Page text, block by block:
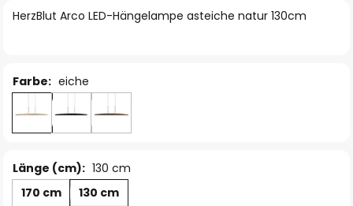
springen
HerzBlut Arco LED-Hängelampe asteiche natur 130cm
Farbe: eiche
Länge (cm): 130 cm
170 cm
130 cm